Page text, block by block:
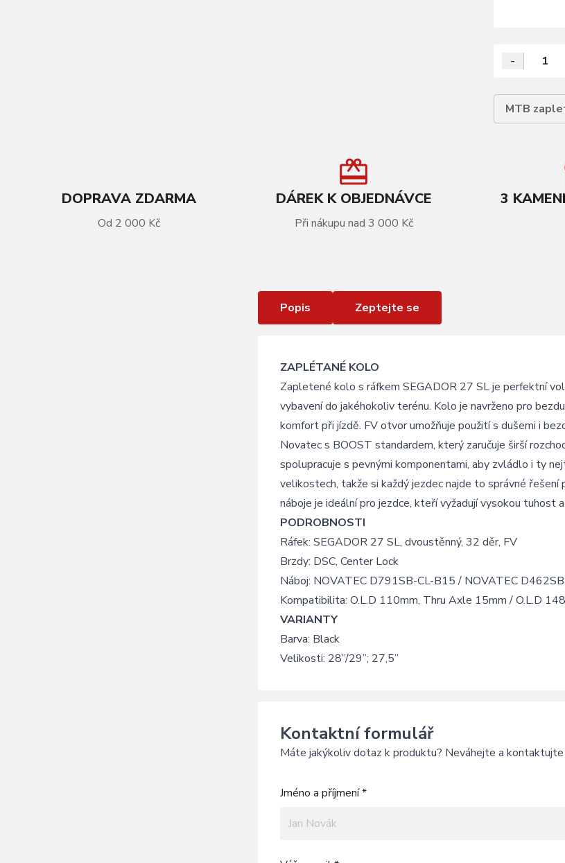
-
MTB
DOPRAVA ZDARMA
Od 2 000 Kč
DÁREK K OBJEDNÁVCE
Při nákupu nad 3 000 Kč
3
VÍCE INFORMACÍ
Popis Zeptejte se
ZAPLÉTANÉ KOLO
Zapletené kolo s ráfkem SEGADOR 27 SL je perfektní
vybavení do jakéhokoliv terénu. Kolo je navrženo pro
komfort při jízdě. FV otvor umožňuje použití s dušemi i
Novatec s BOOST standardem, který zaručuje širší
spolupracuje s pevnými komponentami, aby zvládlo i ty
velikostech, takže si každý jezdec najde to správné
náboje je ideální pro jezdce, kteří vyžadují vysokou tuhost
PODROBNOSTI
Ráfek: SEGADOR 27 SL, dvoustěnný, 32 děr, FV
Brzdy: DSC, Center Lock
Náboj: NOVATEC D791SB-CL-B15 / NOVATEC
Kompatibilita: O.L.D 110mm, Thru Axle 15mm / O.L.D
VARIANTY
Barva: Black
Velikosti: 28”/29”; 27,5”
Kontaktní formulář
Máte jakýkoliv dotaz k produktu? Neváhejte a kontaktujte
Jméno a příjmení *